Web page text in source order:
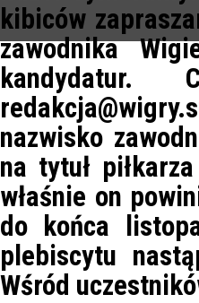
kibiców
zawodnika
nazwisko
na tytuł
właśnie on
do końca
plebiscytu
Wśród